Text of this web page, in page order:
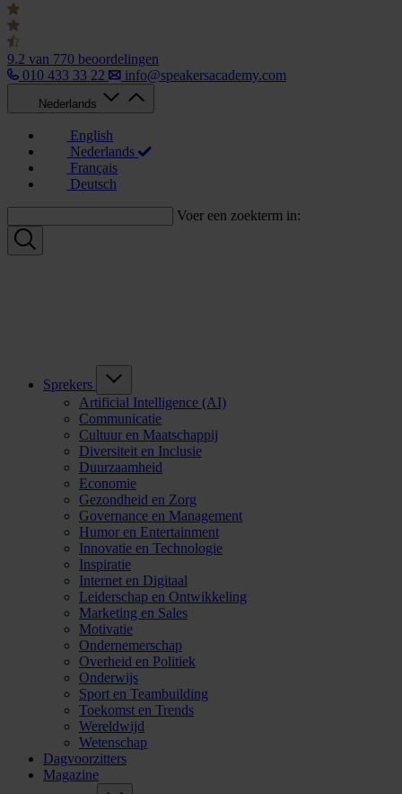
9.2 van 770 beoordelingen
010 433 33 22
info@speakersacademy.com
Nederlands
English
Nederlands
Français
Deutsch
Voer een zoekterm in:
Sprekers
Artificial Intelligence (AI)
Communicatie
Cultuur en Maatschappij
Diversiteit en Inclusie
Duurzaamheid
Economie
Gezondheid en Zorg
Governance en Management
Humor en Entertainment
Innovatie en Technologie
Inspiratie
Internet en Digitaal
Leiderschap en Ontwikkeling
Marketing en Sales
Motivatie
Ondernemerschap
Overheid en Politiek
Onderwijs
Sport en Teambuilding
Toekomst en Trends
Wereldwijd
Wetenschap
Dagvoorzitters
Magazine